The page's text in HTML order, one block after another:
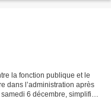
la fonction publique et le
dans l’administration après
6 décembre, simplifie